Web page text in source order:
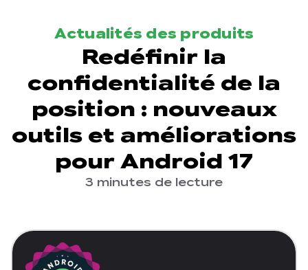
Actualités des produits
Redéfinir la
confidentialité de la
position : nouveaux
outils et améliorations
pour Android 17
3 minutes de lecture